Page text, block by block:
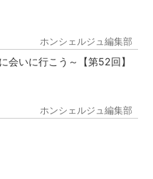
ホンシェルジュ編集部
会いに行こう～【第52回】
ホンシェルジュ編集部